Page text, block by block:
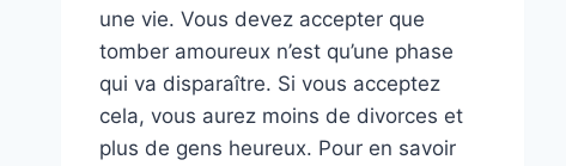
une vie. Vous devez accepter que
tomber amoureux n’est qu’une phase
qui va disparaître. Si vous acceptez
cela, vous aurez moins de divorces et
plus de gens heureux. Pour en savoir